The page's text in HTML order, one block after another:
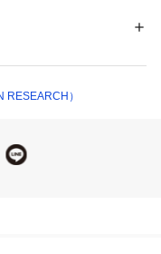
ュラーカラーショート
ていただけます。セ
快適な着心地が続きま
グをご覧ください
）